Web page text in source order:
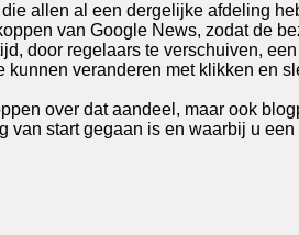
allen al een dergelijke afdeling
van Google News, zodat de
door regelaars te verschuiven,
veranderen met klikken en
over dat aandeel, maar ook
van start gegaan is en waarbij u